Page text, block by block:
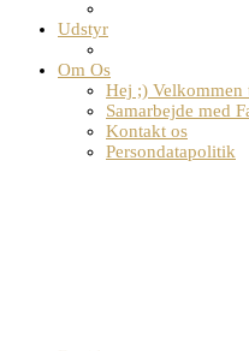
Udstyr
Om Os
Hej ;) Velkommen
Samarbejde med
Kontakt os
Persondatapolitik